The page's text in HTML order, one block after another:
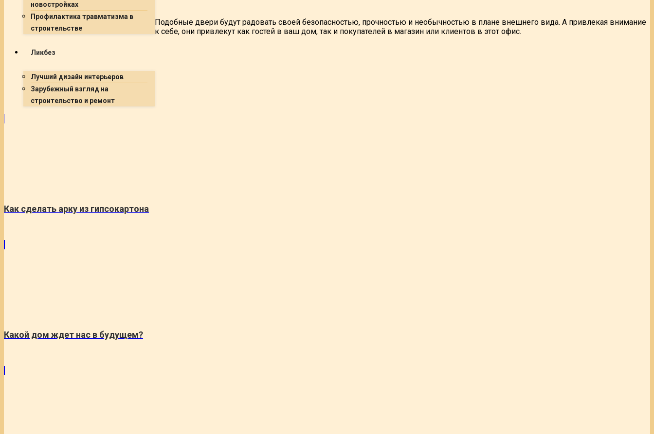
новостройках
Профилактика травматизма в
строительстве
Ликбез
Лучший дизайн интерьеров
Зарубежный взгляд на
строительство и ремонт
Подобные двери будут радовать своей безопасностью, прочностью и необычностью в плане внешнего вида. А привлекая внимание
к себе, они привлекут как гостей в ваш дом, так и покупателей в магазин или клиентов в этот офис.
Как сделать арку из гипсокартона
Какой дом ждет нас в будущем?